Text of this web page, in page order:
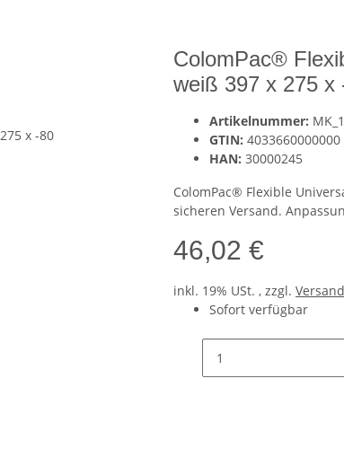
ColomPac®
weiß 397 x 275 x
Artikelnummer:
GTIN: 4033660000000
HAN: 30000245
ColomPac® Flexible
sicheren Versand.
46,02 €
inkl. 19% USt. , zzgl. Versand
Sofort verfügbar